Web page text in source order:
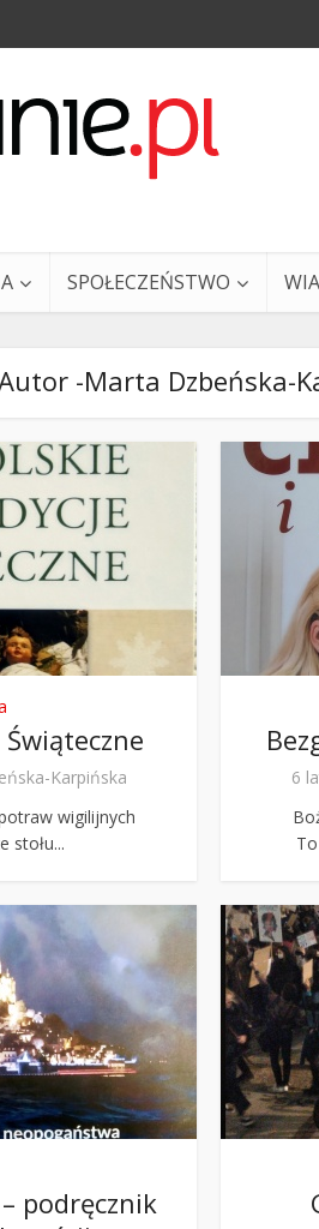
SPOŁECZEŃSTWO
-Marta Dzbeńska-
Karpińska
wigilijnych
stołu...
6
podręcznik
Ewangelia i Ty – 29
ks. Stefan Radziszewski